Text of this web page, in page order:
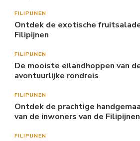
FILIPIJNEN
Ontdek de exotische
Filipijnen
FILIPIJNEN
De mooiste eilandhoppen van
avontuurlijke rondreis
FILIPIJNEN
Ontdek de prachtige
van de inwoners van de Filipijnen
FILIPIJNEN